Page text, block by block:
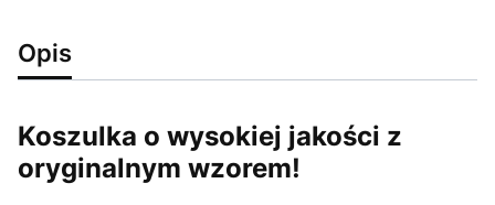
Opis
Koszulka o wysokiej jakości z
oryginalnym wzorem!